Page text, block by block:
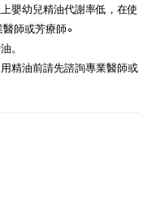
嬰幼兒精油代謝率低，在使
師或芳療師∘
。
精油前請先諮詢專業醫師或